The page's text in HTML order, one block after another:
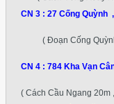
CN 3 : 27 Cống Quỳnh
( Đoạn Cống
CN 4 : 784 Kha Vạn
( Cách Cầu Ngang